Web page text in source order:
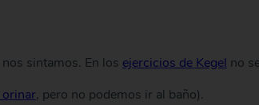
sintamos. En los ejercicios de Kegel no
orinar, pero no podemos ir al baño).